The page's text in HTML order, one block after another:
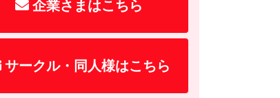
企業さまはこちら
サークル・同人様はこちら